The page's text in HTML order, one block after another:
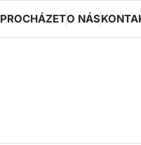
PROCHÁZETO NÁS